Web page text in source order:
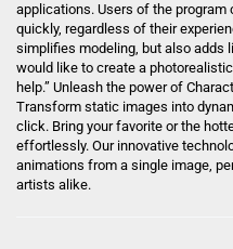
applications. Users of the
quickly, regardless of their
simplifies modeling, but also adds
would like to create a
help.” Unleash the power of
Transform static images into
click. Bring your favorite or the
effortlessly. Our innovative
animations from a single image,
artists alike.